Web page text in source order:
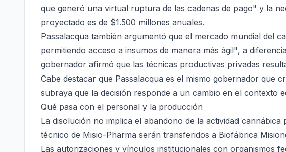
que generó una virtual ruptura de las cadenas de pago" y la
proyectado es de $1.500 millones anuales.
Passalacqua también argumentó que el mercado mundial del
permitiendo acceso a insumos de manera más ágil", a
gobernador afirmó que las técnicas productivas privadas
Cabe destacar que Passalacqua es el mismo gobernador que
subraya que la decisión responde a un cambio en el contexto
Qué pasa con el personal y la producción
La disolución no implica el abandono de la actividad
técnico de Misio-Pharma serán transferidos a Biofábrica
Las autorizaciones y vínculos institucionales con organismos